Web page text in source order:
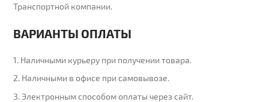
Транспортной компании.
ВАРИАНТЫ ОПЛАТЫ
1. Наличными курьеру при получении товара.
2. Наличными в офисе при самовывозе.
3. Электронным способом оплаты через сайт.